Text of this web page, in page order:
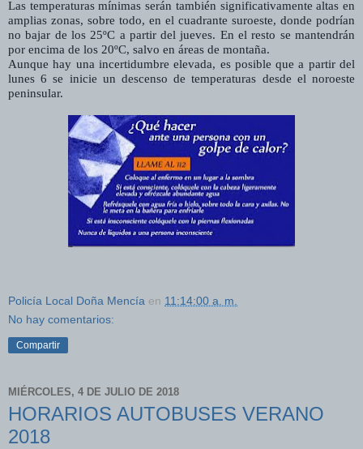
Las temperaturas mínimas serán también significativamente altas en
amplias zonas, sobre todo, en el cuadrante suroeste, donde podrían
no bajar de los 25ºC a partir del jueves. En el resto se mantendrán
por encima de los 20ºC, salvo en áreas de montaña.
Aunque hay una incertidumbre elevada, es posible que a partir del
lunes 6 se inicie un descenso de temperaturas desde el noroeste
peninsular.
Policía Local Doña Mencía en 11:14:00 a. m.
No hay comentarios:
Compartir
MIÉRCOLES, 4 DE JULIO DE 2018
HORARIOS AUTOBUSES VERANO
2018